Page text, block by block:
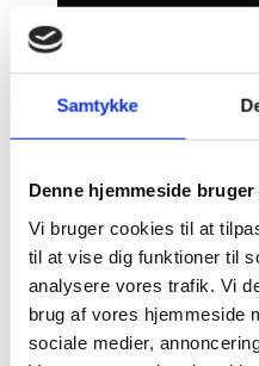
Samtykke
Denne hjemmeside
Vi bruger cookies til at
til at vise dig funktioner til
analysere vores trafik. Vi
brug af vores hjemmeside
sociale medier,